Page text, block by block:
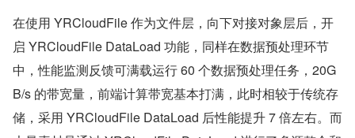
在使用 YRCloudFile 作为文件层，向下对接对象层后，开
启 YRCloudFile DataLoad 功能，同样在数据预处理环节
中，性能监测反馈可满载运行 60 个数据预处理任务，20G
B/s 的带宽量，前端计算带宽基本打满，此时相较于传统存
储，采用 YRCloudFile DataLoad 后性能提升 7 倍左右。而